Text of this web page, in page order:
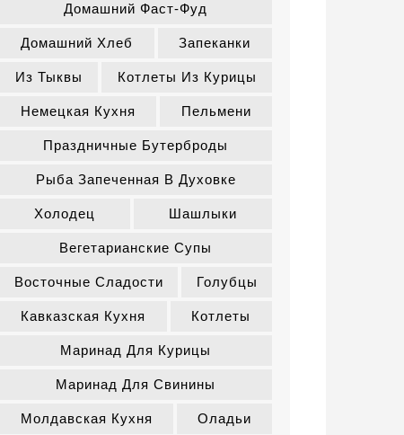
Домашний Фаст-Фуд
Домашний Хлеб Запеканки
Из Тыквы Котлеты Из Курицы
Немецкая Кухня Пельмени
Праздничные Бутерброды
Рыба Запеченная В Духовке
Холодец Шашлыки
Вегетарианские Супы
Восточные Сладости Голубцы
Кавказская Кухня Котлеты
Маринад Для Курицы
Маринад Для Свинины
Молдавская Кухня Оладьи